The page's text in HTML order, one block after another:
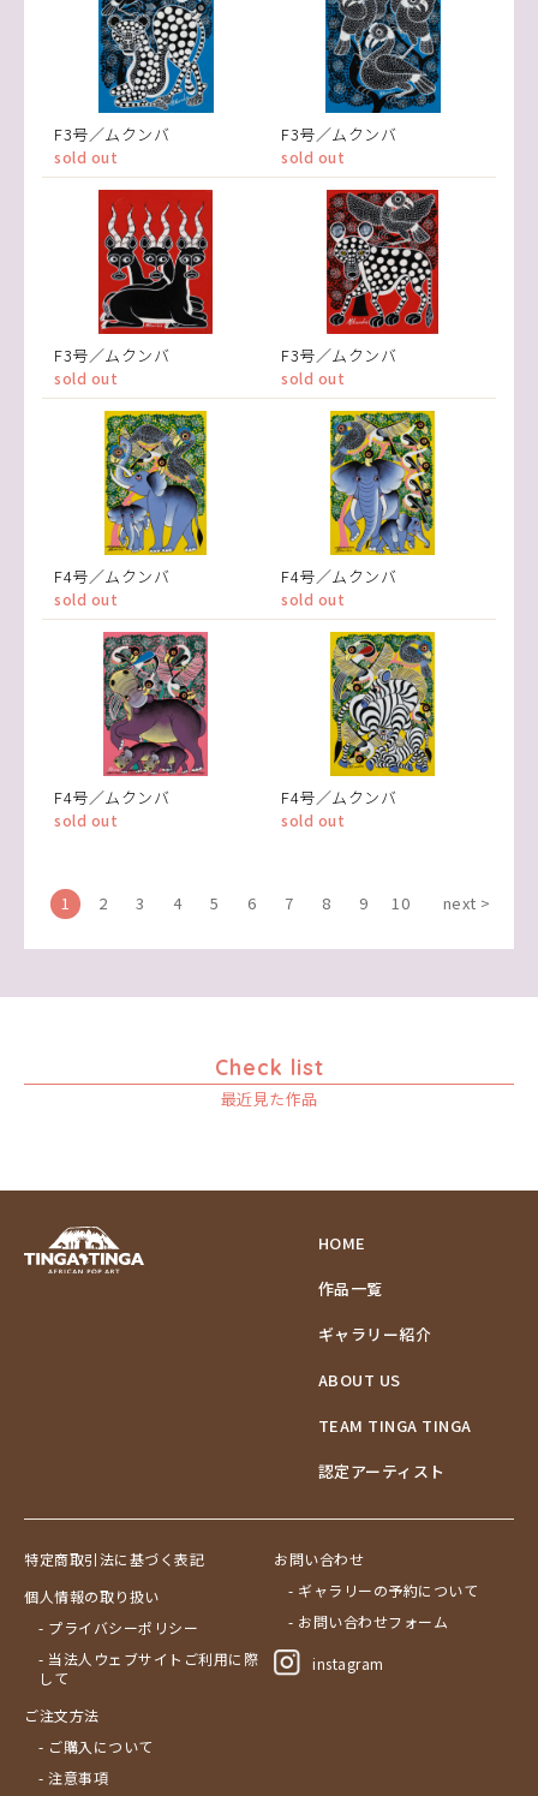
F3号／ムクンバ
sold out
F3号／ムクンバ
sold out
F3号／ムクンバ
sold out
F3号／ムクンバ
sold out
F4号／ムクンバ
sold out
F4号／ムクンバ
sold out
F4号／ムクンバ
sold out
F4号／ムクンバ
sold out
1 2 3 4 5 6 7 8 9 10 next >
Check list
最近見た作品
HOME
作品一覧
ギャラリー紹介
ABOUT US
TEAM TINGA TINGA
認定アーティスト
特定商取引法に基づく表記
個人情報の取り扱い
- プライバシーポリシー
- 当法人ウェブサイトご利用に際
して
ご注文方法
- ご購入について
- 注意事項
お問い合わせ
- ギャラリーの予約について
- お問い合わせフォーム
instagram